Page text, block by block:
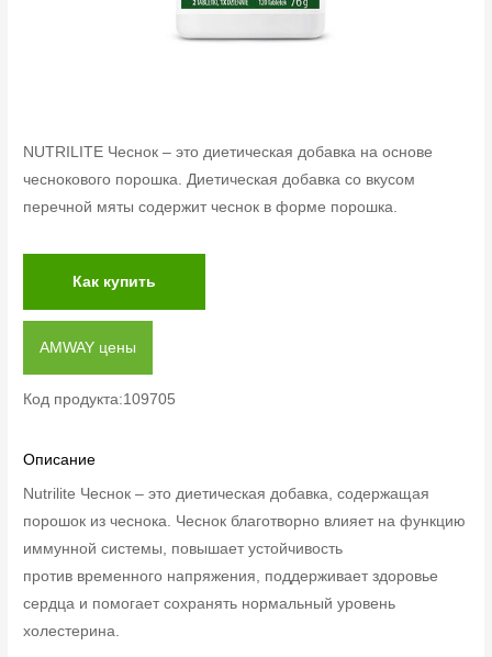
NUTRILITE Чеснок – это диетическая добавка на основе
чеснокового порошка. Диетическая добавка со вкусом
перечной мяты содержит чеснок в форме порошка.
Как купить
AMWAY цены
Код продукта:109705
Описание
Nutrilite Чеснок – это диетическая добавка, содержащая
порошок из чеснока. Чеснок благотворно влияет на функцию
иммунной системы, повышает устойчивость
против временного напряжения, поддерживает здоровье
сердца и помогает сохранять нормальный уровень
холестерина.